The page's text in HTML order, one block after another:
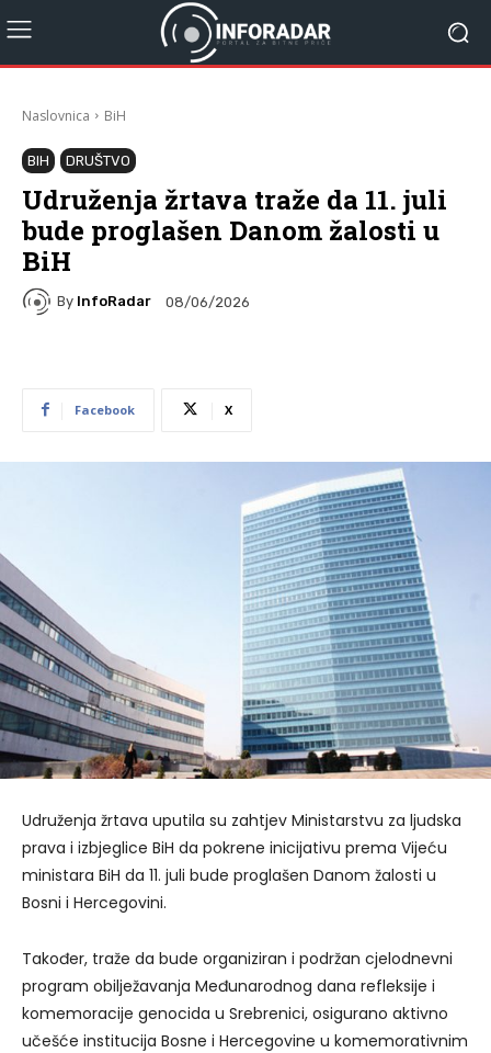
Naslovnica BiH
BIH DRUŠTVO
Udruženja žrtava traže da 11. juli
bude proglašen Danom žalosti u
BiH
By InfoRadar 08/06/2026
Facebook X
Udruženja žrtava uputila su zahtjev Ministarstvu za ljudska
prava i izbjeglice BiH da pokrene inicijativu prema Vijeću
ministara BiH da 11. juli bude proglašen Danom žalosti u
Bosni i Hercegovini.
Također, traže da bude organiziran i podržan cjelodnevni
program obilježavanja Međunarodnog dana refleksije i
komemoracije genocida u Srebrenici, osigurano aktivno
učešće institucija Bosne i Hercegovine u komemorativnim